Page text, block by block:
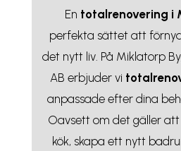
En totalrenovering i
perfekta sättet att
det nytt liv. På Miklatorp
AB erbjuder vi
anpassade efter dina
Oavsett om det gäller
kök, skapa ett nytt